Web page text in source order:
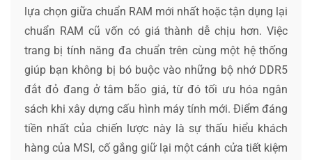
lựa chọn giữa chuẩn RAM mới nhất hoặc tận dụng lại
chuẩn RAM cũ vốn có giá thành dễ chịu hơn. Việc
trang bị tính năng đa chuẩn trên cùng một hệ thống
giúp bạn không bị bó buộc vào những bộ nhớ DDR5
đắt đỏ đang ở tâm bão giá, từ đó tối ưu hóa ngân
sách khi xây dựng cấu hình máy tính mới. Điểm đáng
tiền nhất của chiến lược này là sự thấu hiểu khách
hàng của MSI, cố gắng giữ lại một cánh cửa tiết kiệm